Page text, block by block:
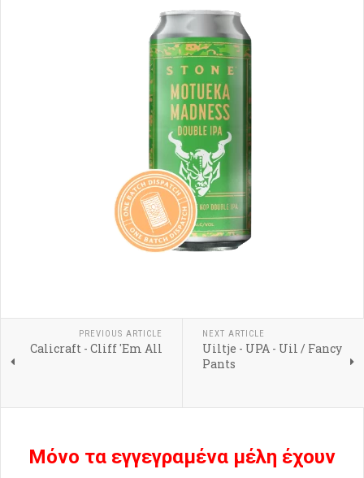
PREVIOUS ARTICLE
Calicraft - Cliff 'Em All
NEXT ARTICLE
Uiltje - UPA - Uil / Fancy
Pants
Μόνο τα εγγεγραμένα μέλη έχουν